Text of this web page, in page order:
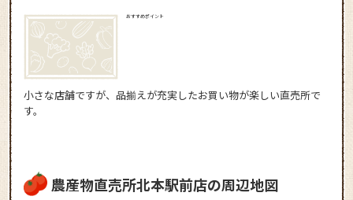
おすすめポイント
小さな店舗ですが、品揃えが充実したお買い物が楽しい直売所で
す。
農産物直売所北本駅前店の周辺地図